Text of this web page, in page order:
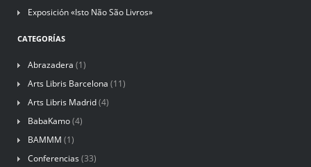
Exposición «Isto Não São Livros»
CATEGORÍAS
Abrazadera (1)
Arts Libris Barcelona (11)
Arts Libris Madrid(4)
BabaKamo(4)
BAMMM (1)
Conferencias (33)